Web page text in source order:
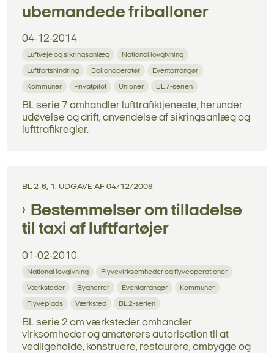
ubemandede friballoner
04-12-2014
Luftveje og sikringsanlæg National lovgivning
Luftfartshindring Ballonoperatør Eventarrangør
Kommuner Privatpilot Unioner BL 7-serien
BL serie 7 omhandler lufttrafiktjeneste, herunder
udøvelse og drift, anvendelse af sikringsanlæg og
lufttrafikregler.
BL 2-6, 1. UDGAVE AF 04/12/2009
Bestemmelser om tilladelse
til taxi af luftfartøjer
01-02-2010
National lovgivning Flyvevirksomheder og flyveoperationer
Værksteder Bygherrer Eventarrangør Kommuner
Flyveplads Værksted BL 2-serien
BL serie 2 om værksteder omhandler
virksomheder og amatørers autorisation til at
vedligeholde, konstruere, restaurere, ombygge og